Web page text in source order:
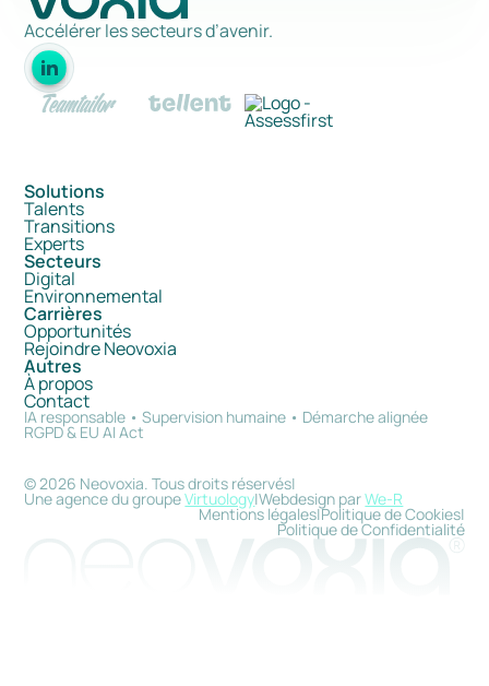
Accélérer les secteurs d’avenir.
Solutions
Talents
Transitions
Experts
Secteurs
Digital
Environnemental
Carrières
Opportunités
Rejoindre Neovoxia
Autres
À propos
Contact
IA responsable • Supervision humaine • Démarche alignée
RGPD & EU AI Act
© 2026 Neovoxia. Tous droits réservés|
Une agence du groupeVirtuology|Webdesign parWe-R
Mentions légales|Politique de Cookies|
Politique de Confidentialité